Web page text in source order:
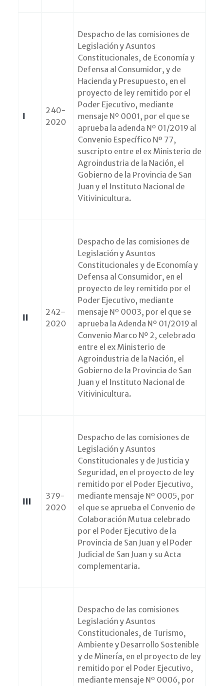
I
240-
2020
Despacho de las comisiones de
Legislación y Asuntos
Constitucionales, de Economía y
Defensa al Consumidor, y de
Hacienda y Presupuesto, en el
proyecto de ley remitido por el
Poder Ejecutivo, mediante
mensaje Nº 0001, por el que se
aprueba la adenda Nº 01/2019 al
Convenio Específico Nº 77,
suscripto entre el ex Ministerio de
Agroindustria de la Nación, el
Gobierno de la Provincia de San
Juan y el Instituto Nacional de
Vitivinicultura.
II
242-
2020
Despacho de las comisiones de
Legislación y Asuntos
Constitucionales y de Economía y
Defensa al Consumidor, en el
proyecto de ley remitido por el
Poder Ejecutivo, mediante
mensaje Nº 0003, por el que se
aprueba la Adenda Nº 01/2019 al
Convenio Marco Nº 2, celebrado
entre el ex Ministerio de
Agroindustria de la Nación, el
Gobierno de la Provincia de San
Juan y el Instituto Nacional de
Vitivinicultura.
III
379-
2020
Despacho de las comisiones de
Legislación y Asuntos
Constitucionales y de Justicia y
Seguridad, en el proyecto de ley
remitido por el Poder Ejecutivo,
mediante mensaje Nº 0005, por
el que se aprueba el Convenio de
Colaboración Mutua celebrado
por el Poder Ejecutivo de la
Provincia de San Juan y el Poder
Judicial de San Juan y su Acta
complementaria.
Despacho de las comisiones
Legislación y Asuntos
Constitucionales, de Turismo,
Ambiente y Desarrollo Sostenible
y de Minería, en el proyecto de ley
remitido por el Poder Ejecutivo,
mediante mensaje Nº 0006, por